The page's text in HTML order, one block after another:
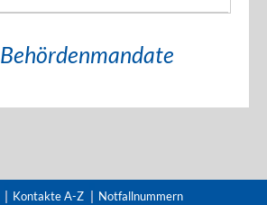
Kontakte A-Z Notfallnummern